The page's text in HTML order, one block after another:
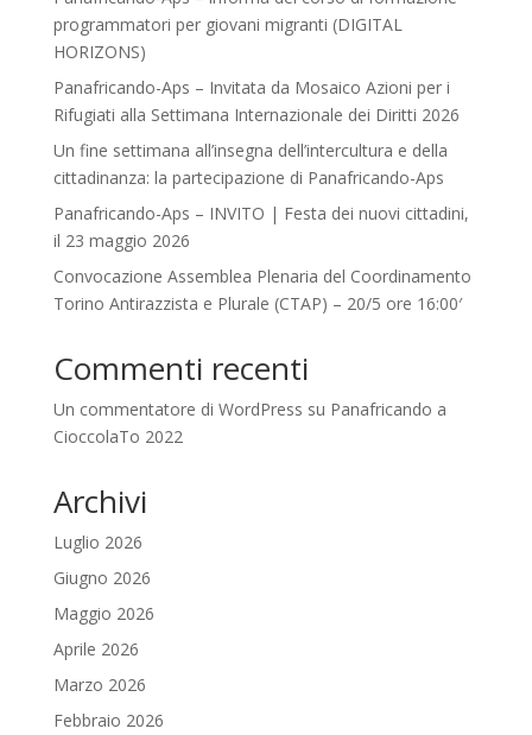
programmatori per giovani migranti (DIGITAL
HORIZONS)
Panafricando-Aps – Invitata da Mosaico Azioni per i
Rifugiati alla Settimana Internazionale dei Diritti 2026
Un fine settimana all’insegna dell’intercultura e della
cittadinanza: la partecipazione di Panafricando-Aps
Panafricando-Aps – INVITO | Festa dei nuovi cittadini,
il 23 maggio 2026
Convocazione Assemblea Plenaria del Coordinamento
Torino Antirazzista e Plurale (CTAP) – 20/5 ore 16:00′
Commenti recenti
Un commentatore di WordPress su Panafricando a
CioccolaTo 2022
Archivi
Luglio 2026
Giugno 2026
Maggio 2026
Aprile 2026
Marzo 2026
Febbraio 2026